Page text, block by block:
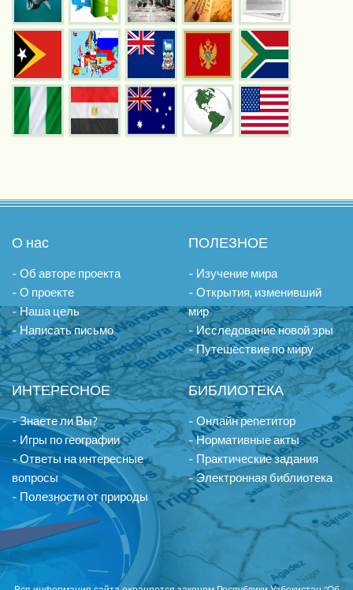
О нас
- Об авторе проекта
- О проекте
- Наша цель
- Написать письмо
ПОЛЕЗНОЕ
- Изучение мира
- Открытия, изменивший
мир
- Исследование новой эры
- Путешествие по миру
ИНТЕРЕСНОЕ
- Знаете ли Вы?
- Игры по географии
- Ответы на интересные
вопросы
- Полезности от природы
БИБЛИОТЕКА
- Онлайн репетитор
- Нормативные акты
- Практические задания
- Электронная библиотека